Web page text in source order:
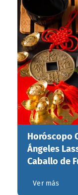
Horóscopo
Ángeles
Caballo de
Ver más